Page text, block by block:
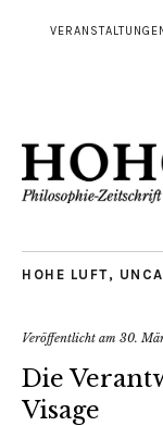
HOHE LUFT,
Veröffentlicht am 30.
Die
Visage